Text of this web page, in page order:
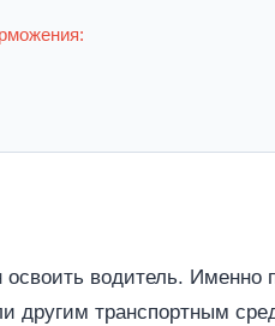
водитель. Именно
другим транспортным